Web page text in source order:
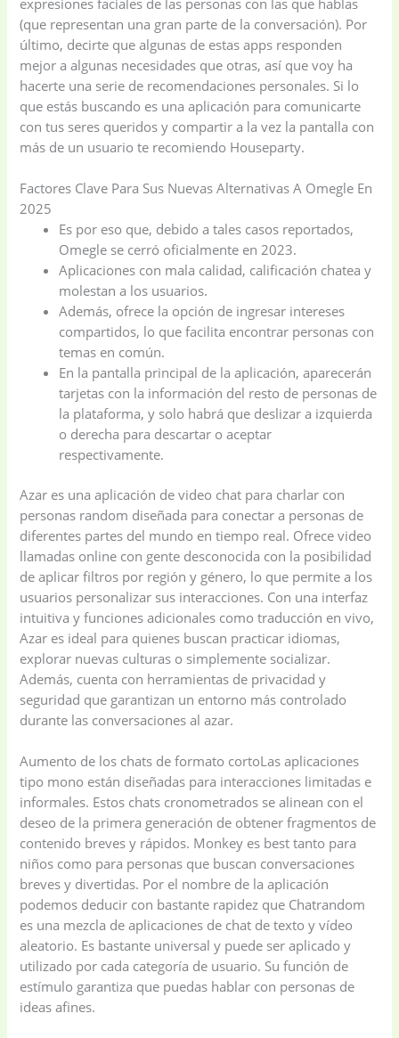
(que representan una gran parte de la conversación). Por
último, decirte que algunas de estas apps responden
mejor a algunas necesidades que otras, así que voy ha
hacerte una serie de recomendaciones personales. Si lo
que estás buscando es una aplicación para comunicarte
con tus seres queridos y compartir a la vez la pantalla con
más de un usuario te recomiendo Houseparty.
Factores Clave Para Sus Nuevas Alternativas A Omegle En
2025
Es por eso que, debido a tales casos reportados,
Omegle se cerró oficialmente en 2023.
Aplicaciones con mala calidad, calificación chatea y
molestan a los usuarios.
Además, ofrece la opción de ingresar intereses
compartidos, lo que facilita encontrar personas con
temas en común.
En la pantalla principal de la aplicación, aparecerán
tarjetas con la información del resto de personas de
la plataforma, y solo habrá que deslizar a izquierda
o derecha para descartar o aceptar
respectivamente.
Azar es una aplicación de video chat para charlar con
personas random diseñada para conectar a personas de
diferentes partes del mundo en tiempo real. Ofrece video
llamadas online con gente desconocida con la posibilidad
de aplicar filtros por región y género, lo que permite a los
usuarios personalizar sus interacciones. Con una interfaz
intuitiva y funciones adicionales como traducción en vivo,
Azar es ideal para quienes buscan practicar idiomas,
explorar nuevas culturas o simplemente socializar.
Además, cuenta con herramientas de privacidad y
seguridad que garantizan un entorno más controlado
durante las conversaciones al azar.
Aumento de los chats de formato cortoLas aplicaciones
tipo mono están diseñadas para interacciones limitadas e
informales. Estos chats cronometrados se alinean con el
deseo de la primera generación de obtener fragmentos de
contenido breves y rápidos. Monkey es best tanto para
niños como para personas que buscan conversaciones
breves y divertidas. Por el nombre de la aplicación
podemos deducir con bastante rapidez que Chatrandom
es una mezcla de aplicaciones de chat de texto y vídeo
aleatorio. Es bastante universal y puede ser aplicado y
utilizado por cada categoría de usuario. Su función de
estímulo garantiza que puedas hablar con personas de
ideas afines.